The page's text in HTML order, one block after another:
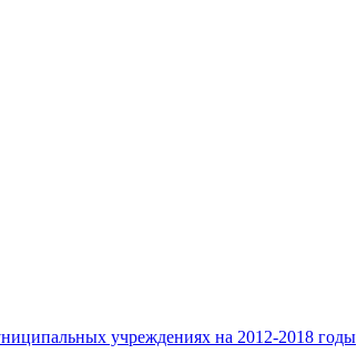
учреждениях на 2012-2018 годы